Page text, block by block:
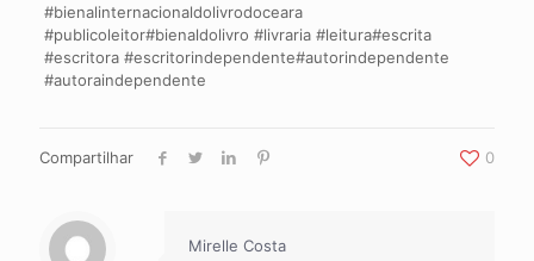
#bienalinternacionaldolivrodoceara
#publicoleitor#bienaldolivro #livraria #leitura#escrita
#escritora #escritorindependente#autorindependente
#autoraindependente
Compartilhar 0
Mirelle Costa